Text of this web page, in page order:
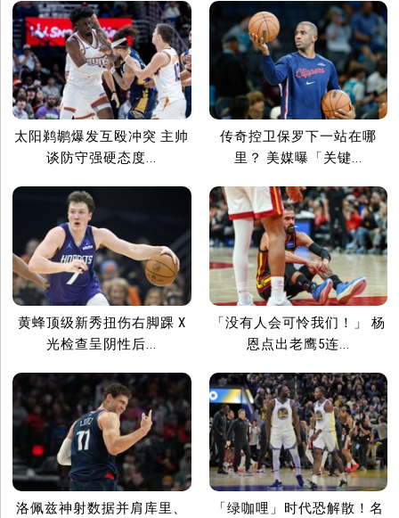
太阳鹈鹕爆发互殴冲突 主帅
谈防守强硬态度...
传奇控卫保罗下一站在哪
里？ 美媒曝「关键...
黄蜂顶级新秀扭伤右脚踝 X
光检查呈阴性后...
「没有人会可怜我们！」 杨
恩点出老鹰5连...
洛佩兹神射数据并肩库里、
「绿咖哩」时代恐解散！名